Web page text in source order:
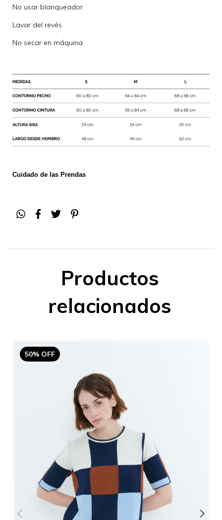
No usar blanqueador
Lavar del revés
No secar en máquina
Cuidado de las Prendas
Productos
relacionados
50% OFF